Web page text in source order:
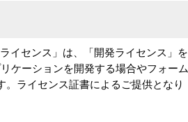
イセンス」は、「開発ライセンス」を
ケーションを開発する場合やフォーム
ライセンス証書によるご提供となり